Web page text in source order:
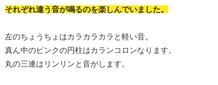
それぞれ違う音が鳴るのを楽しんでいました。
左のちょうちょはカラカラカラと軽い音。
真ん中のピンクの円柱はカランコロンなります。
丸の三連はリンリンと音がします。